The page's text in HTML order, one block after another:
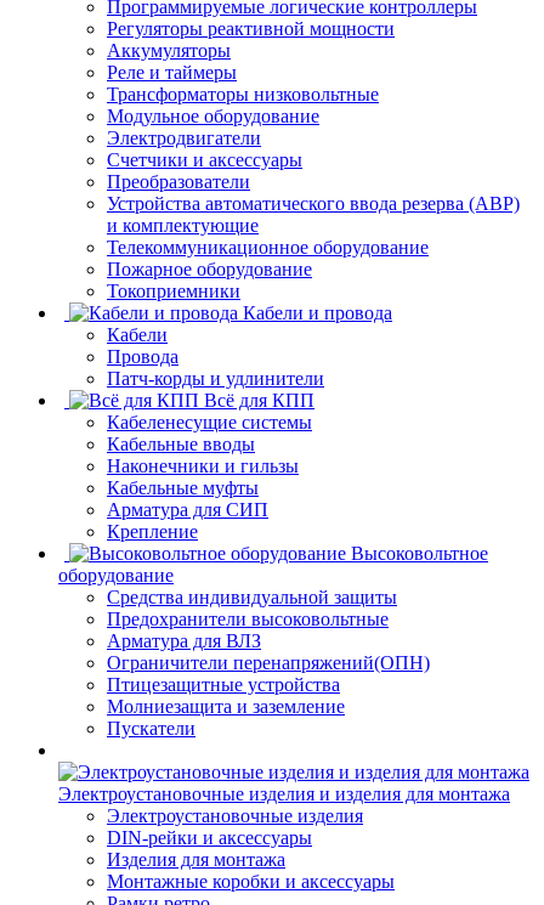
Программируемые логические контроллеры
Регуляторы реактивной мощности
Аккумуляторы
Реле и таймеры
Трансформаторы низковольтные
Модульное оборудование
Электродвигатели
Счетчики и аксессуары
Преобразователи
Устройства автоматического ввода резерва (АВР)
и комплектующие
Телекоммуникационное оборудование
Пожарное оборудование
Токоприемники
Кабели и провода
Кабели
Провода
Патч-корды и удлинители
Всё для КПП
Кабеленесущие системы
Кабельные вводы
Наконечники и гильзы
Кабельные муфты
Арматура для СИП
Крепление
Высоковольтное
оборудование
Средства индивидуальной защиты
Предохранители высоковольтные
Арматура для ВЛЗ
Ограничители перенапряжений(ОПН)
Птицезащитные устройства
Молниезащита и заземление
Пускатели
Электроустановочные изделия и изделия для монтажа
Электроустановочные изделия
DIN-рейки и аксессуары
Изделия для монтажа
Монтажные коробки и аксессуары